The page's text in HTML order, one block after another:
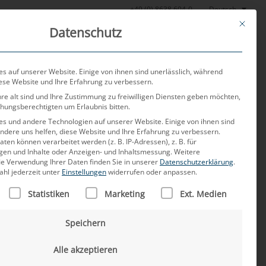
+49 (0) 8638 604-0 Deutsch
Aktuelles Über uns Karriere Kontakt
der
This
Datenschutz
auf unserer Website. Einige von ihnen sind unerlässlich, während
Website und Ihre Erfahrung zu verbessern.
alt sind und Ihre Zustimmung zu freiwilligen Diensten geben möchten,
um Erlaubnis bitten.
und andere Technologien auf unserer Website. Einige von ihnen sind
uns helfen, diese Website und Ihre Erfahrung zu verbessern.
können verarbeitet werden (z. B. IP-Adressen), z. B. für
und Inhalte oder Anzeigen- und Inhaltsmessung.Weitere
Verwendung Ihrer Daten finden Sie in unserer Datenschutzerklärung.
jederzeit unter Einstellungenwiderrufen oder anpassen.
DER SERVICE-GRUPPEN, FÜR DIE EINE
Statistiken Marketing Ext. Medien
Speichern
Alle akzeptieren